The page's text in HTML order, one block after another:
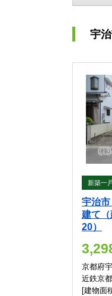
宇
新築一
宇治
建て
20）
京都府
近鉄京
[建物面